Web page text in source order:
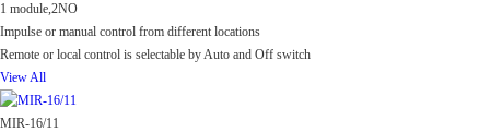
1 module,2NO
Impulse or manual control from different locations
Remote or local control is selectable by Auto and Off switch
View All
MIR-16/11